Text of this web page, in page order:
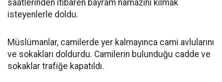
saatlerinden itibaren bayram namazını kılmak
isteyenlerle doldu.
Müslümanlar, camilerde yer kalmayınca cami avlularını
ve sokakları doldurdu. Camilerin bulunduğu cadde ve
sokaklar trafiğe kapatıldı.